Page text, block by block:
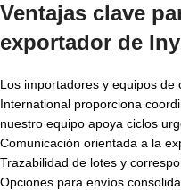
Ventajas clave
exportador de
Los importadores y equipos
International proporciona
nuestro equipo apoya ciclos
Comunicación orientada a la
Trazabilidad de lotes y
Opciones para envíos